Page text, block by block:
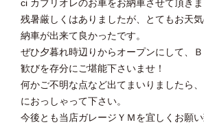
ci カブリオレのお車をお納車させて頂きま
残暑厳しくはありましたが、とてもお天
納車が出来て良かったです。
ぜひ夕暮れ時辺りからオープンにして、
歓びを存分にご堪能下さいませ！
何かご不明な点など出てまいりましたら
におっしゃって下さい。
今後とも当店ガレージＹＭを宜しくお願い